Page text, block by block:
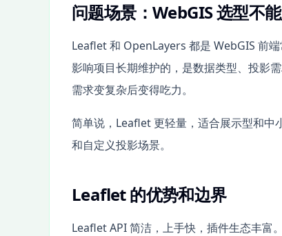
问题场景：WebGIS 选型不
Leaflet 和 OpenLayers 都是 WebGIS 前
影响项目长期维护的，是数据类型、投影
需求变复杂后变得吃力。
简单说，Leaflet 更轻量，适合展示型和中
和自定义投影场景。
Leaflet 的优势和边界
Leaflet API 简洁，上手快，插件生态丰富